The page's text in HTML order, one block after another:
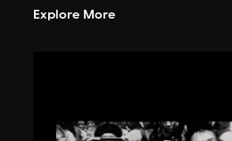
Explore More